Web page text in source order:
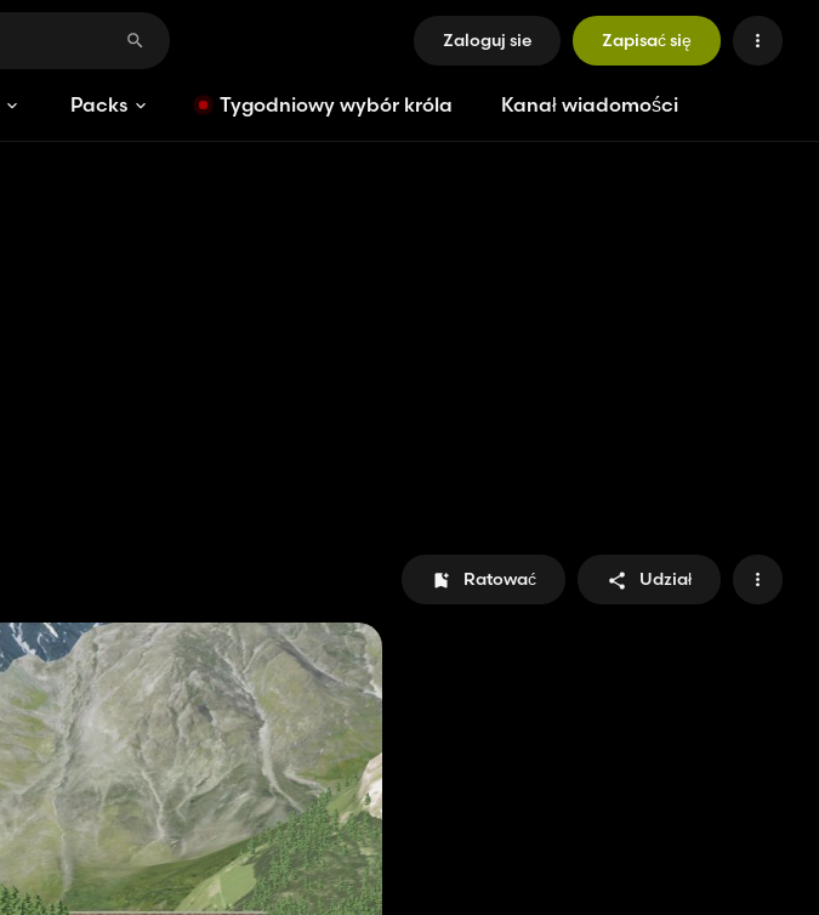
Zaloguj sie Zapisać się
Packs Tygodniowy wybór króla Kanał wiadomości
Ratować Udział